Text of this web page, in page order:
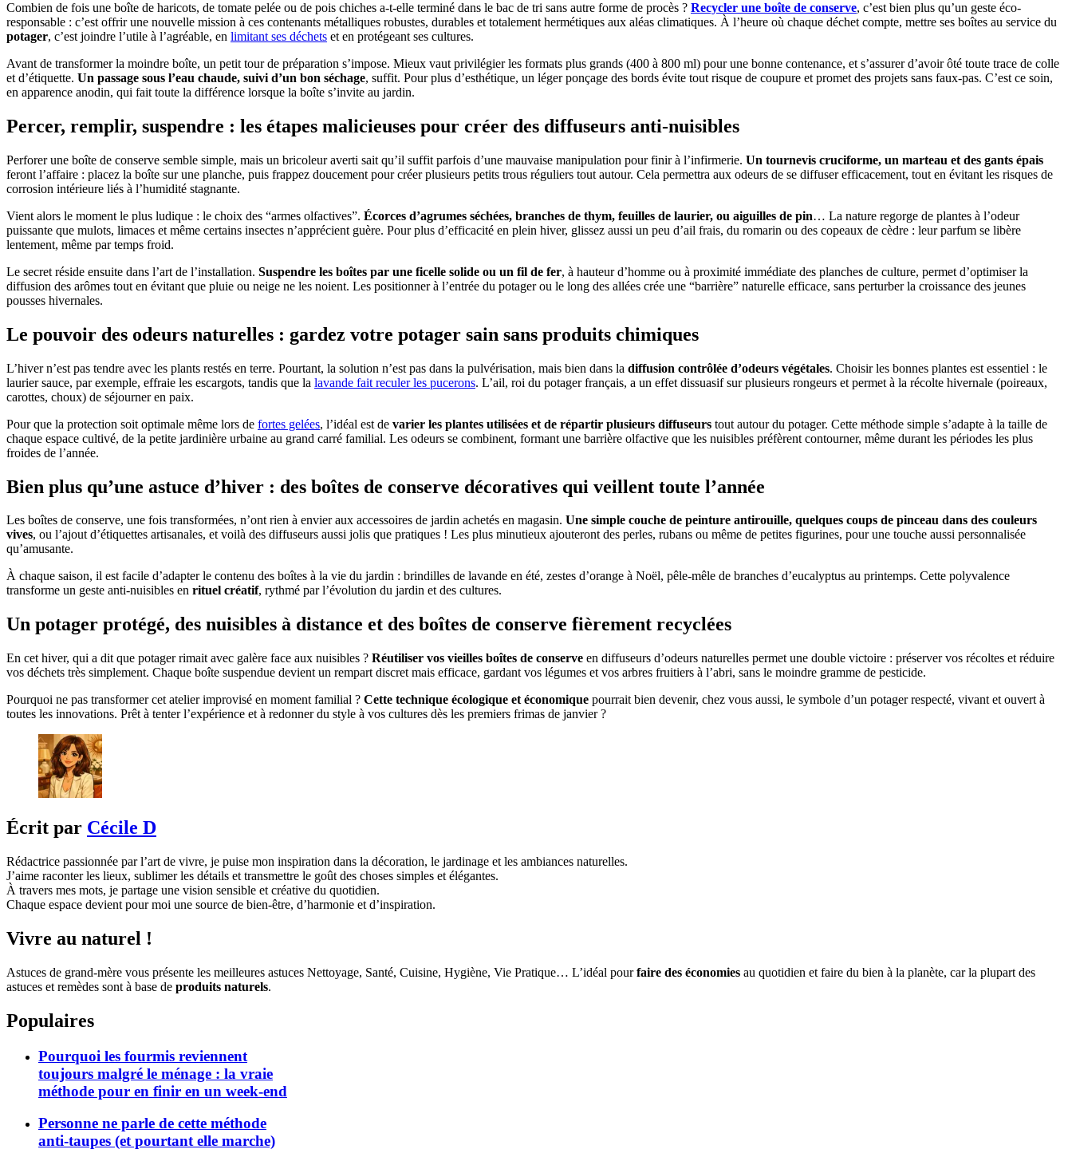
Combien de fois une boîte de haricots, de tomate pelée ou de pois chiches a-t-elle terminé dans le bac de tri sans autre forme de procès ? Recycler une boîte de conserve, c’est bien plus qu’un geste éco-
responsable : c’est offrir une nouvelle mission à ces contenants métalliques robustes, durables et totalement hermétiques aux aléas climatiques. À l’heure où chaque déchet compte, mettre ses boîtes au service du
potager, c’est joindre l’utile à l’agréable, en limitant ses déchets et en protégeant ses cultures.
Avant de transformer la moindre boîte, un petit tour de préparation s’impose. Mieux vaut privilégier les formats plus grands (400 à 800 ml) pour une bonne contenance, et s’assurer d’avoir ôté toute trace de colle
et d’étiquette. Un passage sous l’eau chaude, suivi d’un bon séchage, suffit. Pour plus d’esthétique, un léger ponçage des bords évite tout risque de coupure et promet des projets sans faux-pas. C’est ce soin,
en apparence anodin, qui fait toute la différence lorsque la boîte s’invite au jardin.
Percer, remplir, suspendre : les étapes malicieuses pour créer des diffuseurs anti-nuisibles
Perforer une boîte de conserve semble simple, mais un bricoleur averti sait qu’il suffit parfois d’une mauvaise manipulation pour finir à l’infirmerie. Un tournevis cruciforme, un marteau et des gants épais
feront l’affaire : placez la boîte sur une planche, puis frappez doucement pour créer plusieurs petits trous réguliers tout autour. Cela permettra aux odeurs de se diffuser efficacement, tout en évitant les risques de
corrosion intérieure liés à l’humidité stagnante.
Vient alors le moment le plus ludique : le choix des “armes olfactives”. Écorces d’agrumes séchées, branches de thym, feuilles de laurier, ou aiguilles de pin… La nature regorge de plantes à l’odeur
puissante que mulots, limaces et même certains insectes n’apprécient guère. Pour plus d’efficacité en plein hiver, glissez aussi un peu d’ail frais, du romarin ou des copeaux de cèdre : leur parfum se libère
lentement, même par temps froid.
Le secret réside ensuite dans l’art de l’installation. Suspendre les boîtes par une ficelle solide ou un fil de fer, à hauteur d’homme ou à proximité immédiate des planches de culture, permet d’optimiser la
diffusion des arômes tout en évitant que pluie ou neige ne les noient. Les positionner à l’entrée du potager ou le long des allées crée une “barrière” naturelle efficace, sans perturber la croissance des jeunes
pousses hivernales.
Le pouvoir des odeurs naturelles : gardez votre potager sain sans produits chimiques
L’hiver n’est pas tendre avec les plants restés en terre. Pourtant, la solution n’est pas dans la pulvérisation, mais bien dans la diffusion contrôlée d’odeurs végétales. Choisir les bonnes plantes est essentiel : le
laurier sauce, par exemple, effraie les escargots, tandis que la lavande fait reculer les pucerons. L’ail, roi du potager français, a un effet dissuasif sur plusieurs rongeurs et permet à la récolte hivernale (poireaux,
carottes, choux) de séjourner en paix.
Pour que la protection soit optimale même lors de fortes gelées, l’idéal est de varier les plantes utilisées et de répartir plusieurs diffuseurs tout autour du potager. Cette méthode simple s’adapte à la taille de
chaque espace cultivé, de la petite jardinière urbaine au grand carré familial. Les odeurs se combinent, formant une barrière olfactive que les nuisibles préfèrent contourner, même durant les périodes les plus
froides de l’année.
Bien plus qu’une astuce d’hiver : des boîtes de conserve décoratives qui veillent toute l’année
Les boîtes de conserve, une fois transformées, n’ont rien à envier aux accessoires de jardin achetés en magasin. Une simple couche de peinture antirouille, quelques coups de pinceau dans des couleurs
vives, ou l’ajout d’étiquettes artisanales, et voilà des diffuseurs aussi jolis que pratiques ! Les plus minutieux ajouteront des perles, rubans ou même de petites figurines, pour une touche aussi personnalisée
qu’amusante.
À chaque saison, il est facile d’adapter le contenu des boîtes à la vie du jardin : brindilles de lavande en été, zestes d’orange à Noël, pêle-mêle de branches d’eucalyptus au printemps. Cette polyvalence
transforme un geste anti-nuisibles en rituel créatif, rythmé par l’évolution du jardin et des cultures.
Un potager protégé, des nuisibles à distance et des boîtes de conserve fièrement recyclées
En cet hiver, qui a dit que potager rimait avec galère face aux nuisibles ? Réutiliser vos vieilles boîtes de conserve en diffuseurs d’odeurs naturelles permet une double victoire : préserver vos récoltes et réduire
vos déchets très simplement. Chaque boîte suspendue devient un rempart discret mais efficace, gardant vos légumes et vos arbres fruitiers à l’abri, sans le moindre gramme de pesticide.
Pourquoi ne pas transformer cet atelier improvisé en moment familial ? Cette technique écologique et économique pourrait bien devenir, chez vous aussi, le symbole d’un potager respecté, vivant et ouvert à
toutes les innovations. Prêt à tenter l’expérience et à redonner du style à vos cultures dès les premiers frimas de janvier ?
Écrit par Cécile D
Rédactrice passionnée par l’art de vivre, je puise mon inspiration dans la décoration, le jardinage et les ambiances naturelles.
J’aime raconter les lieux, sublimer les détails et transmettre le goût des choses simples et élégantes.
À travers mes mots, je partage une vision sensible et créative du quotidien.
Chaque espace devient pour moi une source de bien-être, d’harmonie et d’inspiration.
Vivre au naturel !
Astuces de grand-mère vous présente les meilleures astuces Nettoyage, Santé, Cuisine, Hygiène, Vie Pratique… L’idéal pourfaire des économies au quotidien et faire du bien à la planète, car la plupart des
astuces et remèdes sont à base de produits naturels.
Populaires
Pourquoi les fourmis reviennent
toujours malgré le ménage : la vraie
méthode pour en finir en un week-end
Personne ne parle de cette méthode
anti-taupes (et pourtant elle marche)